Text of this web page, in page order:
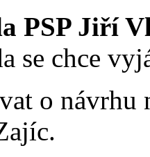
PSP Jiří
se chce
o